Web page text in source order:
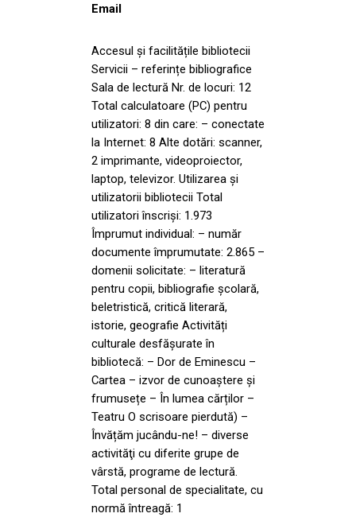
Email
Accesul și facilitățile bibliotecii
Servicii – referințe bibliografice
Sala de lectură Nr. de locuri: 12
Total calculatoare (PC) pentru
utilizatori: 8 din care: – conectate
la Internet: 8 Alte dotări: scanner,
2 imprimante, videoproiector,
laptop, televizor. Utilizarea și
utilizatorii bibliotecii Total
utilizatori înscriși: 1.973
Împrumut individual: – număr
documente împrumutate: 2.865 –
domenii solicitate: – literatură
pentru copii, bibliografie școlară,
beletristică, critică literară,
istorie, geografie Activități
culturale desfășurate în
bibliotecă: – Dor de Eminescu –
Cartea – izvor de cunoaștere și
frumusețe – În lumea cărților –
Teatru O scrisoare pierdută) –
Învățăm jucându-ne! – diverse
activităţi cu diferite grupe de
vârstă, programe de lectură.
Total personal de specialitate, cu
normă întreagă: 1